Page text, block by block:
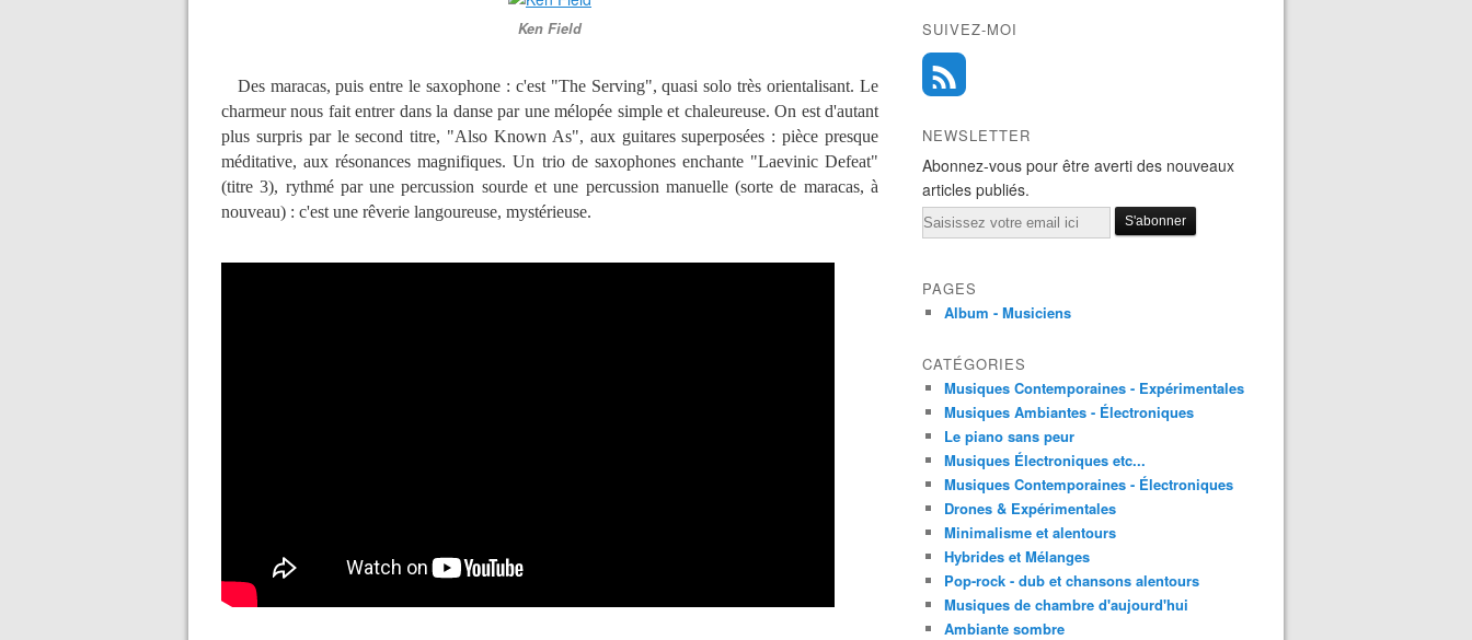
Ken Field
Des maracas, puis entre le saxophone : c'est "The Serving", quasi solo très orientalisant. Le
charmeur nous fait entrer dans la danse par une mélopée simple et chaleureuse. On est d'autant
plus surpris par le second titre, "Also Known As", aux guitares superposées : pièce presque
méditative, aux résonances magnifiques. Un trio de saxophones enchante "Laevinic Defeat"
(titre 3), rythmé par une percussion sourde et une percussion manuelle (sorte de maracas, à
nouveau) : c'est une rêverie langoureuse, mystérieuse.
SUIVEZ-MOI
NEWSLETTER
Abonnez-vous pour être averti des nouveaux
articles publiés.
Email
PAGES
Album - Musiciens
CATÉGORIES
Musiques Contemporaines - Expérimentales
Musiques Ambiantes - Électroniques
Le piano sans peur
Musiques Électroniques etc...
Musiques Contemporaines - Électroniques
Drones & Expérimentales
Minimalisme et alentours
Hybrides et Mélanges
Pop-rock - dub et chansons alentours
Musiques de chambre d'aujourd'hui
Ambiante sombre